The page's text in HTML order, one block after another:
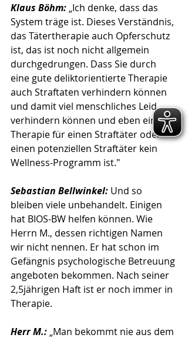
Klaus Böhm: „Ich denke, dass das
System träge ist. Dieses Verständnis,
das Tätertherapie auch Opferschutz
ist, das ist noch nicht allgemein
durchgedrungen. Dass Sie durch
eine gute deliktorientierte Therapie
auch Straftaten verhindern können
und damit viel menschliches Leid
verhindern können und eben eine
Therapie für einen Straftäter oder
einen potenziellen Straftäter kein
Wellness-Programm ist."
Sebastian Bellwinkel: Und so
bleiben viele unbehandelt. Einigen
hat BIOS-BW helfen können. Wie
Herrn M., dessen richtigen Namen
wir nicht nennen. Er hat schon im
Gefängnis psychologische Betreuung
angeboten bekommen. Nach seiner
2,5jährigen Haft ist er noch immer in
Therapie.
Herr M.: „Man bekommt nie aus dem